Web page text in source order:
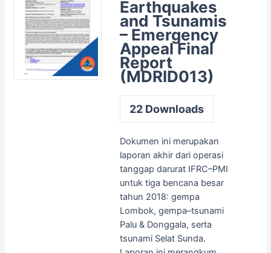
Earthquakes
and Tsunamis
– Emergency
Appeal Final
Report
(MDRID013)
22Downloads
Dokumen ini merupakan
laporan akhir dari operasi
tanggap darurat IFRC–PMI
untuk tiga bencana besar
tahun 2018: gempa
Lombok, gempa–tsunami
Palu & Donggala, serta
tsunami Selat Sunda.